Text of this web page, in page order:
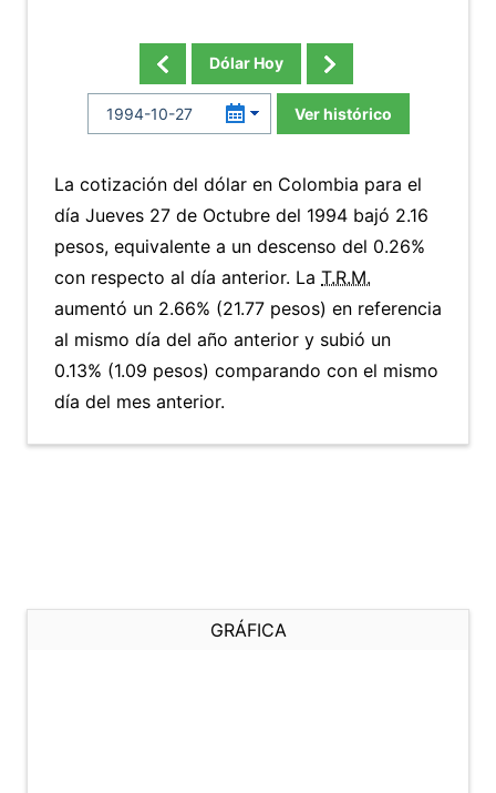
Dólar Hoy
Ver histórico
La cotización del dólar en Colombia para el
día Jueves 27 de Octubre del 1994 bajó 2.16
pesos, equivalente a un descenso del 0.26%
con respecto al día anterior. La T.R.M.
aumentó un 2.66% (21.77 pesos) en referencia
al mismo día del año anterior y subió un
0.13% (1.09 pesos) comparando con el mismo
día del mes anterior.
GRÁFICA